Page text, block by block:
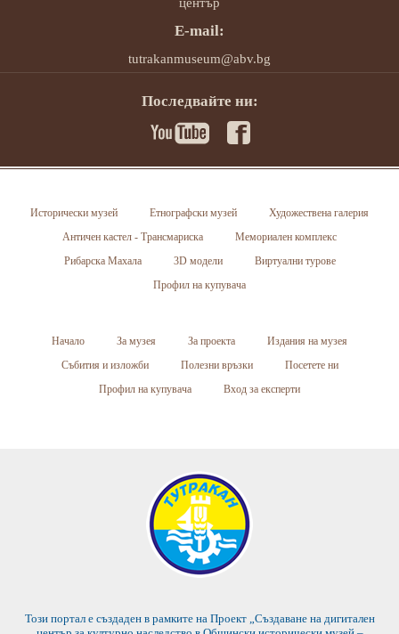
E-mail:
tutrakanmuseum@abv.bg
Последвайте ни:
Исторически музей Етнографски музей
Художествена галерия
Античен кастел - Трансмариска
Мемориален комплекс
Рибарска Махала
3D модели
Виртуални турове
Профил на купувача
Начало За музея За проекта
Издания на музея
Събития и изложби
Полезни връзки
Посетете ни
Профил на купувача
Вход за експерти
Този портал е създаден в рамките на Проект „Създаване на дигитален